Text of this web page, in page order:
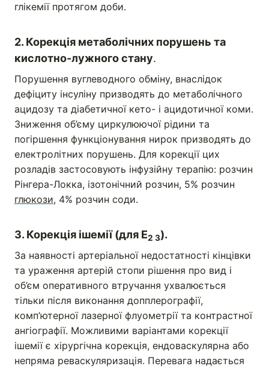
глікемії протягом доби.
2. Корекція метаболічних порушень та
кислотно-лужного стану.
Порушення вуглеводного обміну, внаслідок
дефіциту інсуліну призводять до метаболічного
ацидозу та діабетичної кето- і ацидотичної коми.
Зниження об’єму циркулюючої рідини та
погіршення функціонування нирок призводять до
електролітних порушень. Для корекції цих
розладів застосовують інфузійну терапію: розчин
Рінгера-Локка, ізотонічний розчин, 5% розчин
глюкози, 4% розчин соди.
3. Корекція ішемії (для Е2 3).
За наявності артеріальної недостатності кінцівки
та ураження артерій стопи рішення про вид і
об’єм оперативного втручання ухвалюється
тільки після виконання допплерографії,
комп’ютерної лазерної флуометрії та контрастної
ангіографії. Можливими варіантами корекції
ішемії є хірургічна корекція, ендоваскулярна або
непряма реваскуляризація. Перевага надається